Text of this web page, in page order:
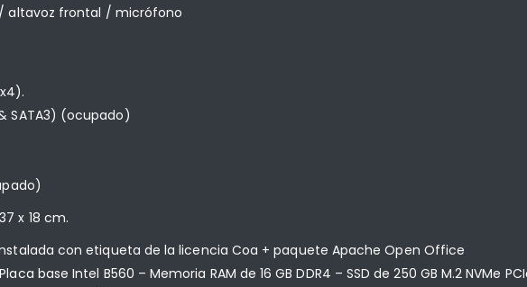
/ altavoz frontal / micrófono
SATA3) (ocupado)
x 18 cm.
con etiqueta de la licencia Coa + paquete Apache Open Office
base Intel B560 – Memoria RAM de 16 GB DDR4 – SSD de 250 GB M.2 NVMe